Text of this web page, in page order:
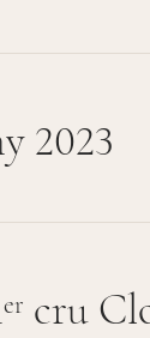
2023
er cru